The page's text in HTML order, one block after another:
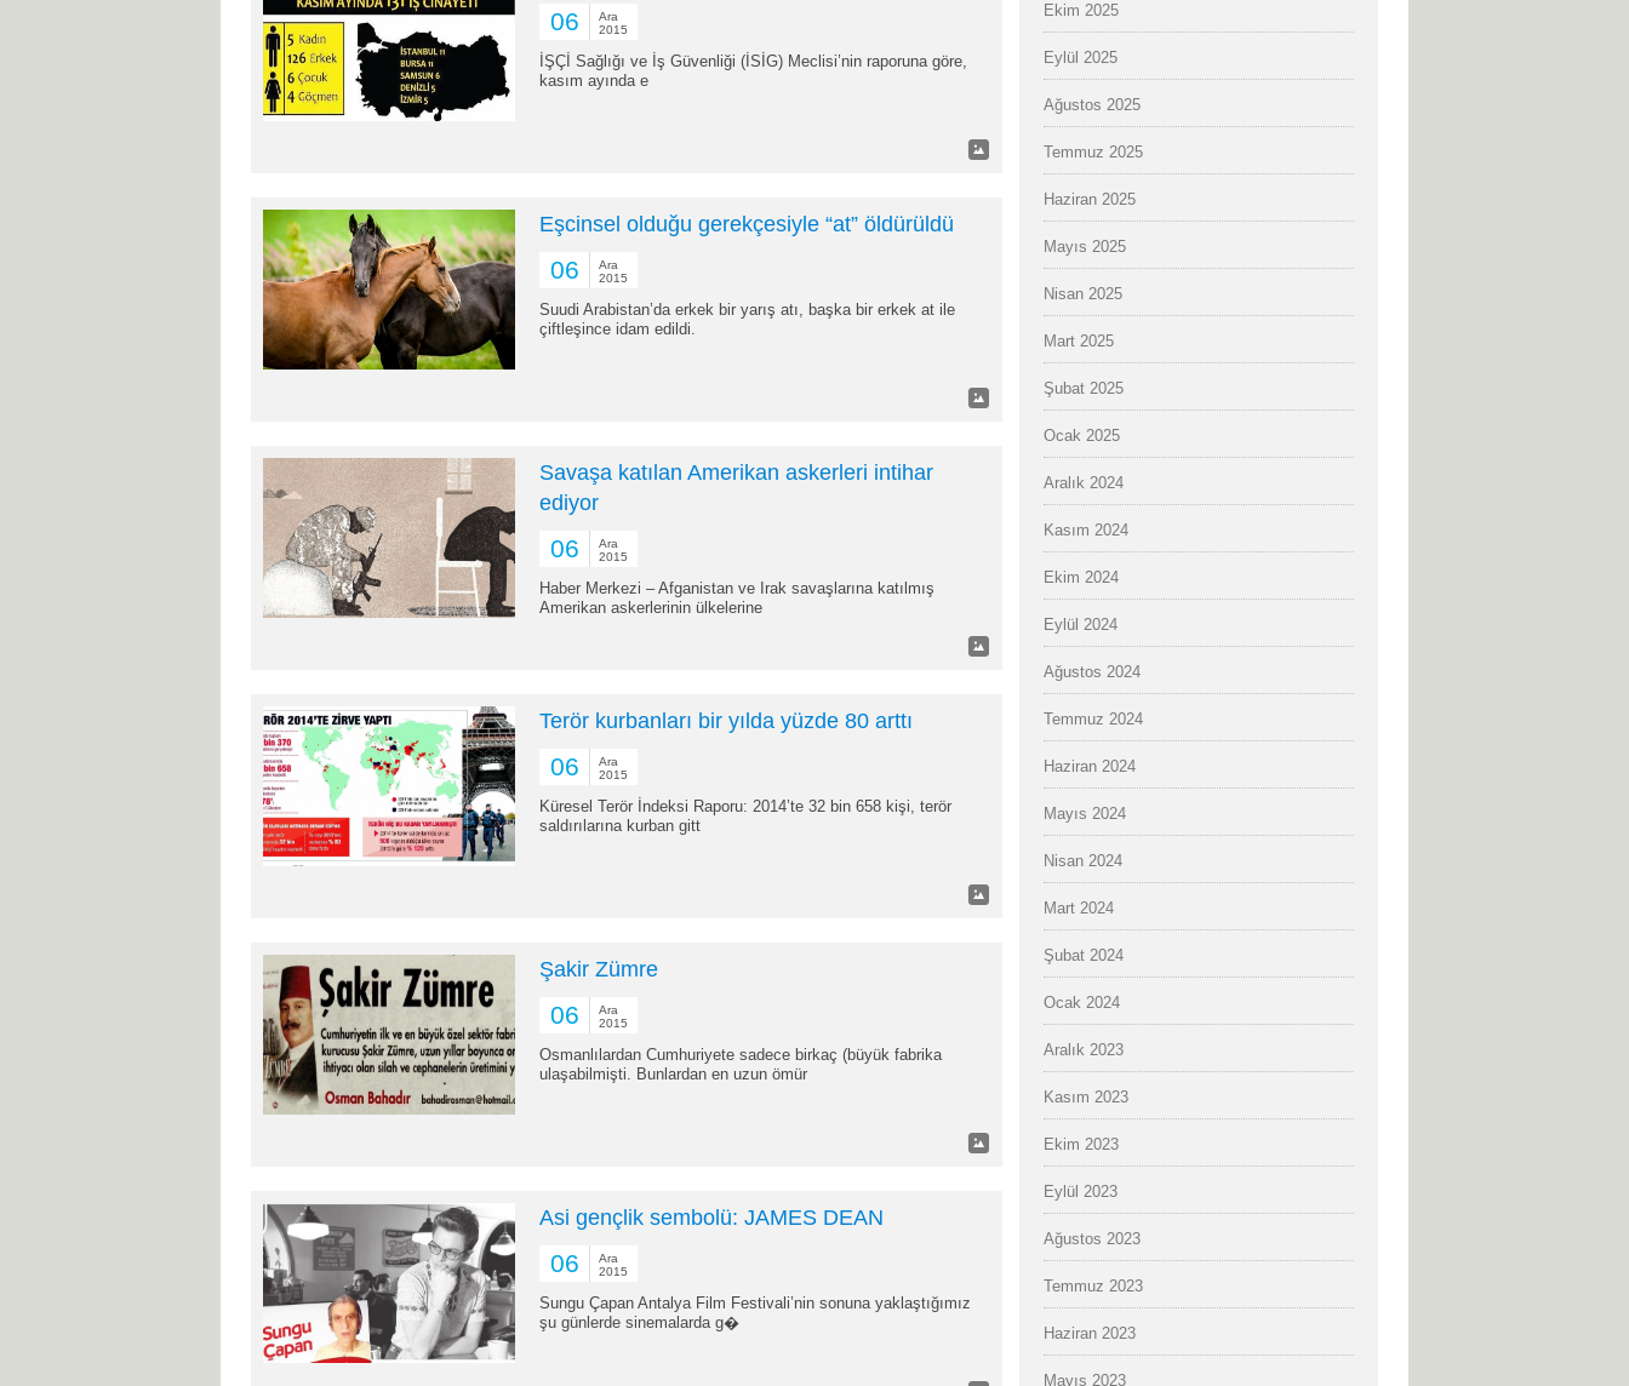
06
Ara
2015
İŞÇİ Sağlığı ve İş Güvenliği (İSİG) Meclisi’nin raporuna göre,
kasım ayında e
Eşcinsel olduğu gerekçesiyle “at” öldürüldü
06
Ara
2015
Suudi Arabistan’da erkek bir yarış atı, başka bir erkek at ile
çiftleşince idam edildi.
Savaşa katılan Amerikan askerleri intihar
ediyor
06
Ara
2015
Haber Merkezi – Afganistan ve Irak savaşlarına katılmış
Amerikan askerlerinin ülkelerine
Terör kurbanları bir yılda yüzde 80 arttı
06
Ara
2015
Küresel Terör İndeksi Raporu: 2014’te 32 bin 658 kişi, terör
saldırılarına kurban gitt
Şakir Zümre
06
Ara
2015
Osmanlılardan Cumhuriyete sadece birkaç (büyük fabrika
ulaşabilmişti. Bunlardan en uzun ömür
Asi gençlik sembolü: JAMES DEAN
06
Ara
2015
Sungu Çapan Antalya Film Festivali’nin sonuna yaklaştığımız
şu günlerde sinemalarda g�
Ekim 2025
Eylül 2025
Ağustos 2025
Temmuz 2025
Haziran 2025
Mayıs 2025
Nisan 2025
Mart 2025
Şubat 2025
Ocak 2025
Aralık 2024
Kasım 2024
Ekim 2024
Eylül 2024
Ağustos 2024
Temmuz 2024
Haziran 2024
Mayıs 2024
Nisan 2024
Mart 2024
Şubat 2024
Ocak 2024
Aralık 2023
Kasım 2023
Ekim 2023
Eylül 2023
Ağustos 2023
Temmuz 2023
Haziran 2023
Mayıs 2023